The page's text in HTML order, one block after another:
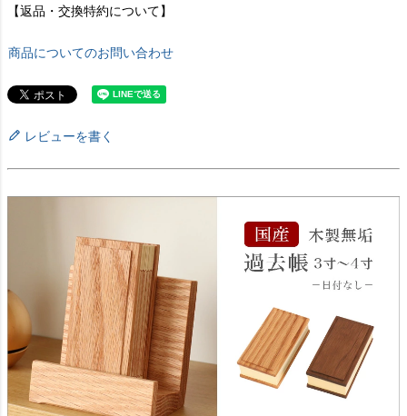
【返品・交換特約について】
商品についてのお問い合わせ
レビューを書く